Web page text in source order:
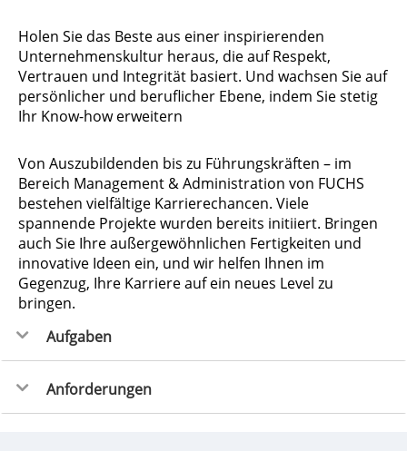
Holen Sie das Beste aus einer inspirierenden
Unternehmenskultur heraus, die auf Respekt,
Vertrauen und Integrität basiert. Und wachsen Sie auf
persönlicher und beruflicher Ebene, indem Sie stetig
Ihr Know-how erweitern
Von Auszubildenden bis zu Führungskräften – im
Bereich Management & Administration von FUCHS
bestehen vielfältige Karrierechancen. Viele
spannende Projekte wurden bereits initiiert. Bringen
auch Sie Ihre außergewöhnlichen Fertigkeiten und
innovative Ideen ein, und wir helfen Ihnen im
Gegenzug, Ihre Karriere auf ein neues Level zu
bringen.
Aufgaben
Anforderungen